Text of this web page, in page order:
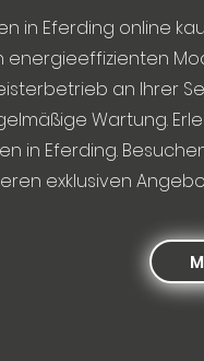
in Eferding online
energieeffizienten
an Ihrer
Wartung.
in Eferding.
exklusiven